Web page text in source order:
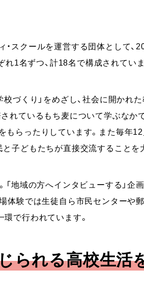
スクールを運営する団体として、
1名ずつ、計18名で構成されていま
づくり」をめざし、社会に開かれ
れているもち麦について学ぶなか
らったりしています。また毎年12
子どもたちが直接交流することを
地域の方へインタビューする」企
体験では生徒自ら市民センターや
で行われています。
られる高校生活